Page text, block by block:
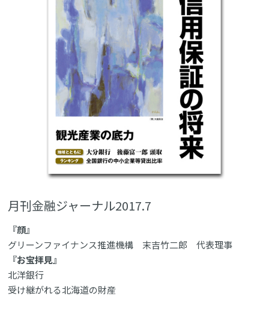
月刊金融ジャーナル2017.7
『顔』
グリーンファイナンス推進機構 末吉竹二郎 代表理事
『お宝拝見』
北洋銀行
受け継がれる北海道の財産